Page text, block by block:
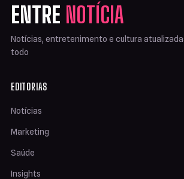
ENTRE NOTÍCIA
Notícias, entretenimento e cultura
todo
EDITORIAS
Notícias
Marketing
Saúde
Insights